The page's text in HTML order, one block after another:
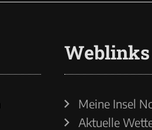
Weblinks
Meine Insel
Aktuelle